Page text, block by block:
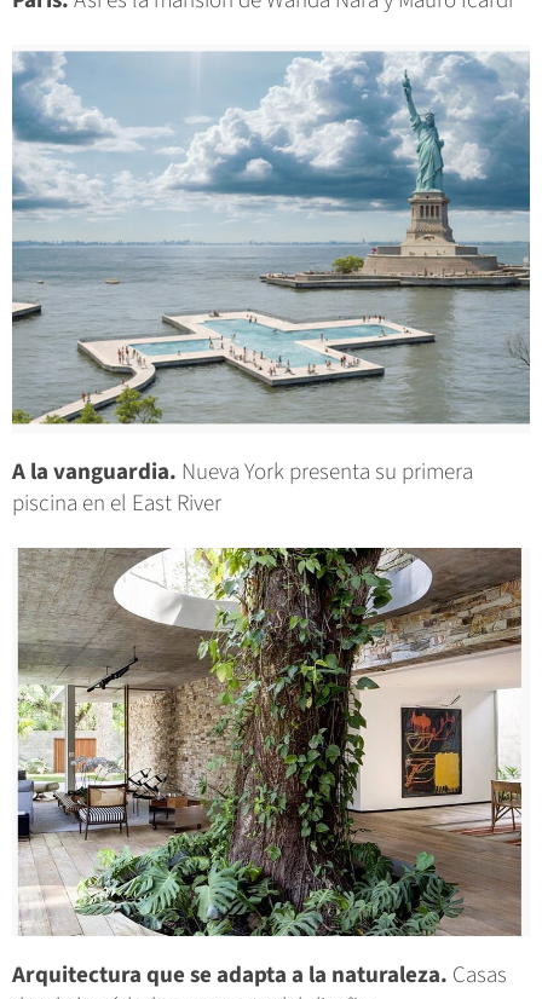
A la vanguardia. Nueva York presenta su primera
piscina en el East River
Arquitectura que se adapta a la naturaleza. Casas